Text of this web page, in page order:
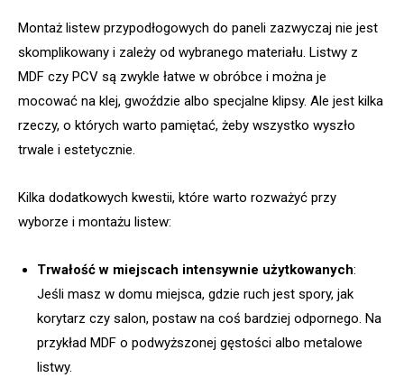
Montaż listew przypodłogowych do paneli zazwyczaj nie jest
skomplikowany i zależy od wybranego materiału. Listwy z
MDF czy PCV są zwykle łatwe w obróbce i można je
mocować na klej, gwoździe albo specjalne klipsy. Ale jest kilka
rzeczy, o których warto pamiętać, żeby wszystko wyszło
trwale i estetycznie.
Kilka dodatkowych kwestii, które warto rozważyć przy
wyborze i montażu listew:
Trwałość w miejscach intensywnie użytkowanych:
Jeśli masz w domu miejsca, gdzie ruch jest spory, jak
korytarz czy salon, postaw na coś bardziej odpornego. Na
przykład MDF o podwyższonej gęstości albo metalowe
listwy.